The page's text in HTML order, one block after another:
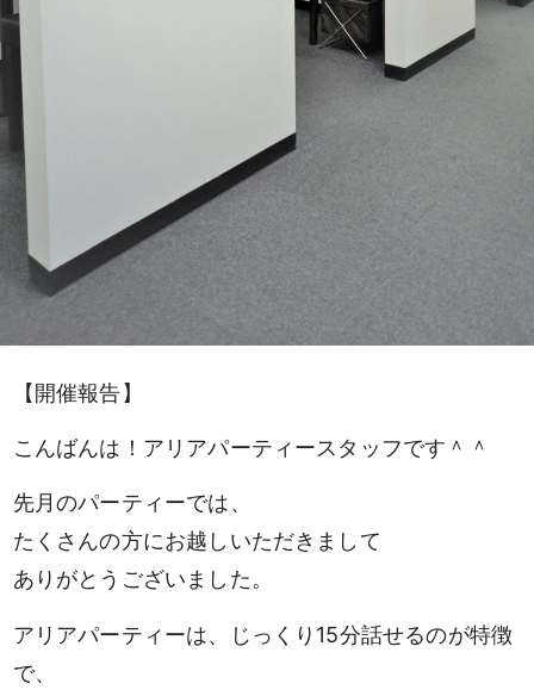
【開催報告】
こんばんは！アリアパーティースタッフです＾＾
先月のパーティーでは、
たくさんの方にお越しいただきまして
ありがとうございました。
アリアパーティーは、じっくり15分話せるのが特徴
で、